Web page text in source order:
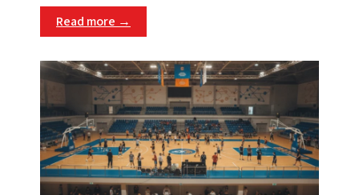
Read more →